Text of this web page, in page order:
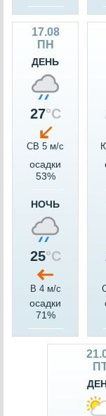
17.08
ПН
ДЕНЬ
27°C
СВ 5 м/c
осадки
53%
НОЧЬ
25°C
В 4 м/c
осадки
71%